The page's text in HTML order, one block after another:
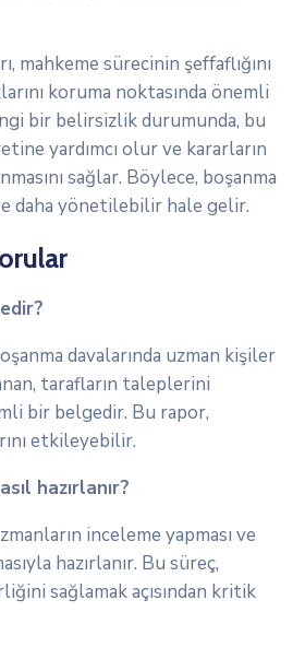
mahkeme sürecinin şeffaflığını
koruma noktasında önemli
bir belirsizlik durumunda, bu
yardımcı olur ve kararların
sağlar. Böylece, boşanma
daha yönetilebilir hale gelir.
davalarında uzman kişiler
tarafların taleplerini
bir belgedir. Bu rapor,
etkileyebilir.
hazırlanır?
inceleme yapması ve
hazırlanır. Bu süreç,
sağlamak açısından kritik